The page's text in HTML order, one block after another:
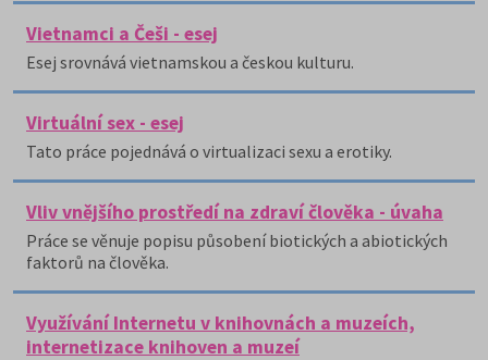
Vietnamci a Češi - esej
Esej srovnává vietnamskou a českou kulturu.
Virtuální sex - esej
Tato práce pojednává o virtualizaci sexu a erotiky.
Vliv vnějšího prostředí na zdraví člověka - úvaha
Práce se věnuje popisu působení biotických a abiotických
faktorů na člověka.
Využívání Internetu v knihovnách a muzeích,
internetizace knihoven a muzeí